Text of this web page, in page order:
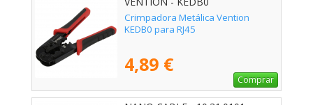
Crimpadora Metálica Vention
KEDB0 para RJ45
4,89 €
Comprar